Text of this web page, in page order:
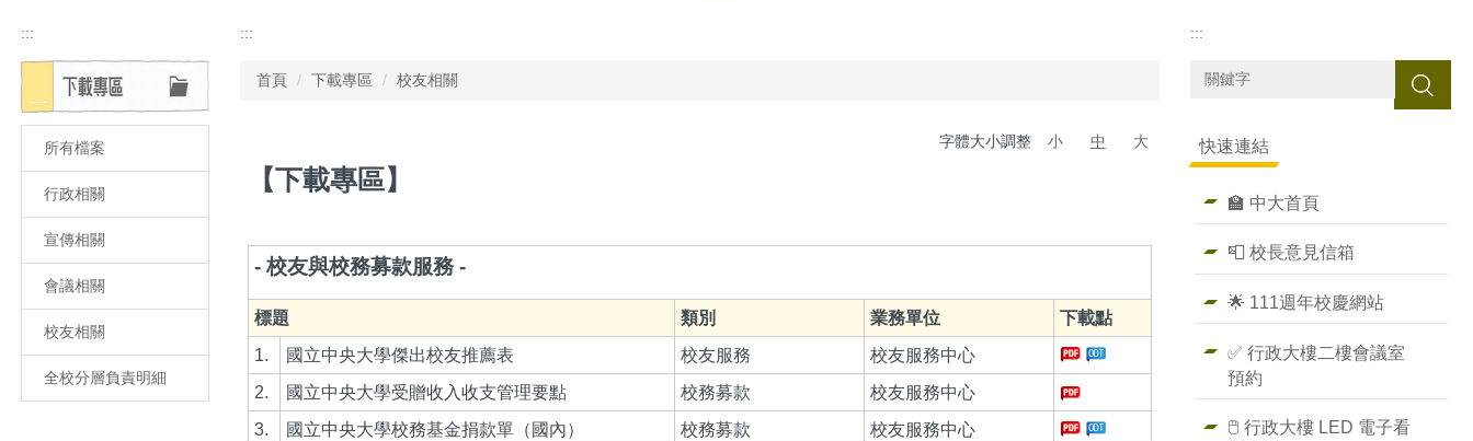
:::
所有檔案
行政相關
宣傳相關
會議相關
校友相關
全校分層負責明細
:::
首頁 下載專區 校友相關
字體大小調整 小 中 大
【下載專區】
- 校友與校務募款服務 -
標題 類別 業務單位
下載點
1.
國立中央大學傑出校友推薦表 校友服務
校友服務中心
2.
國立中央大學受贈收入收支管理要點 校務募款
校友服務中心
3.
國立中央大學校務基金捐款單（國內） 校務募款
校友服務中心
:::
搜尋
快速連結
🏫 中大首頁
📮 校長意見信箱
🌟 111週年校慶網站
✅ 行政大樓二樓會議室
預約
🖱️ 行政大樓 LED 電子看